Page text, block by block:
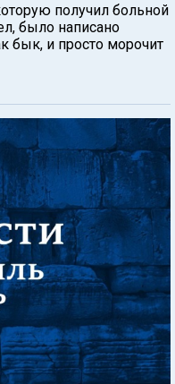
получил больной
было написано
бык, и просто морочит